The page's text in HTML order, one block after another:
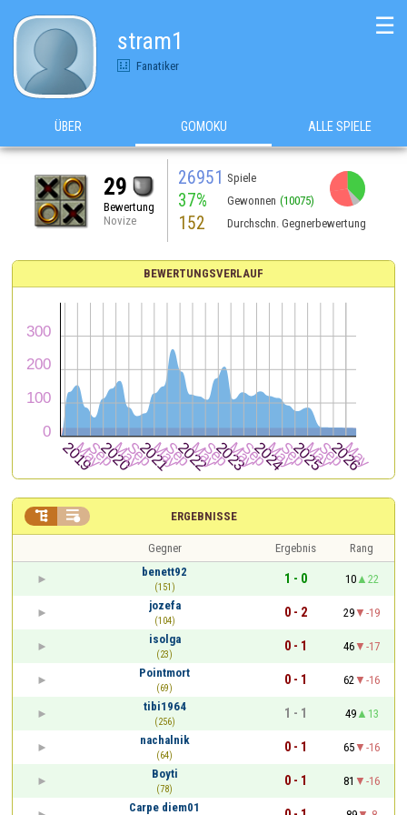
stram1
Fanatiker
☰
ÜBER GOMOKU ALLE SPIELE
29
Bewertung
Novize
26951 Spiele
37% Gewonnen (10075)
152 Durchschn. Gegnerbewertung
BEWERTUNGSVERLAUF
ERGEBNISSE
 
Gegner Ergebnis
Rang
benett92
(151)
1 - 0 10
22
jozefa
(104)
0 - 2 29
-19
isolga
(23)
0 - 1 46
-17
Pointmort
(69)
0 - 1 62
-16
tibi1964
(256)
1 - 1 49
13
nachalnik
(64)
0 - 1 65
-16
Boyti
(78)
0 - 1 81
-16
Carpe diem01